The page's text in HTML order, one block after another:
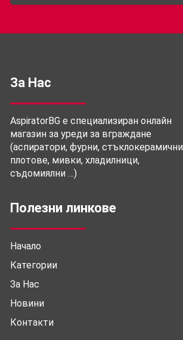
За Нас
AspiratorBG е специализиран онлайн
магазин за уреди за вграждане
(аспиратори, фурни, стъклокерамични
плотове, мивки, хладилници,
съдомиялни …)
Полезни линкове
Начало
Категории
За Нас
Новини
Контакти